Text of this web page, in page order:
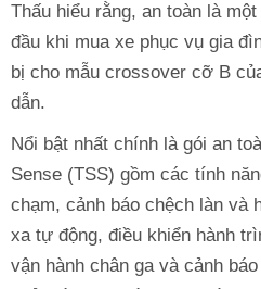
Thấu hiểu rằng, an toàn là
đầu khi mua xe phục vụ gia
bị cho mẫu crossover cỡ B
dẫn.
Nổi bật nhất chính là gói an
Sense (TSS) gồm các tính
chạm, cảnh báo chệch làn và
xa tự động, điều khiển hành
vận hành chân ga và cảnh